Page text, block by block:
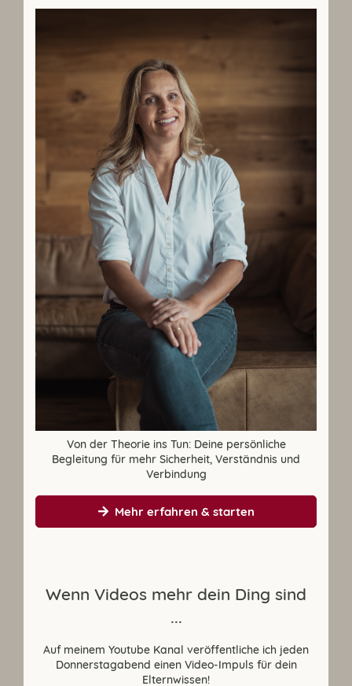
Von der Theorie ins Tun: Deine persönliche
Begleitung für mehr Sicherheit, Verständnis und
Verbindung
Mehr erfahren & starten
Wenn Videos mehr dein Ding sind
...
Auf meinem Youtube Kanal veröffentliche ich jeden
Donnerstagabend einen Video-Impuls für dein
Elternwissen!